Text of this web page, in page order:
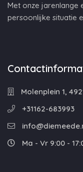
Met onze jarenlange
persoonlijke situatie
Molenplein 1,
+31162-683993
Ma - Vr 9:00 -